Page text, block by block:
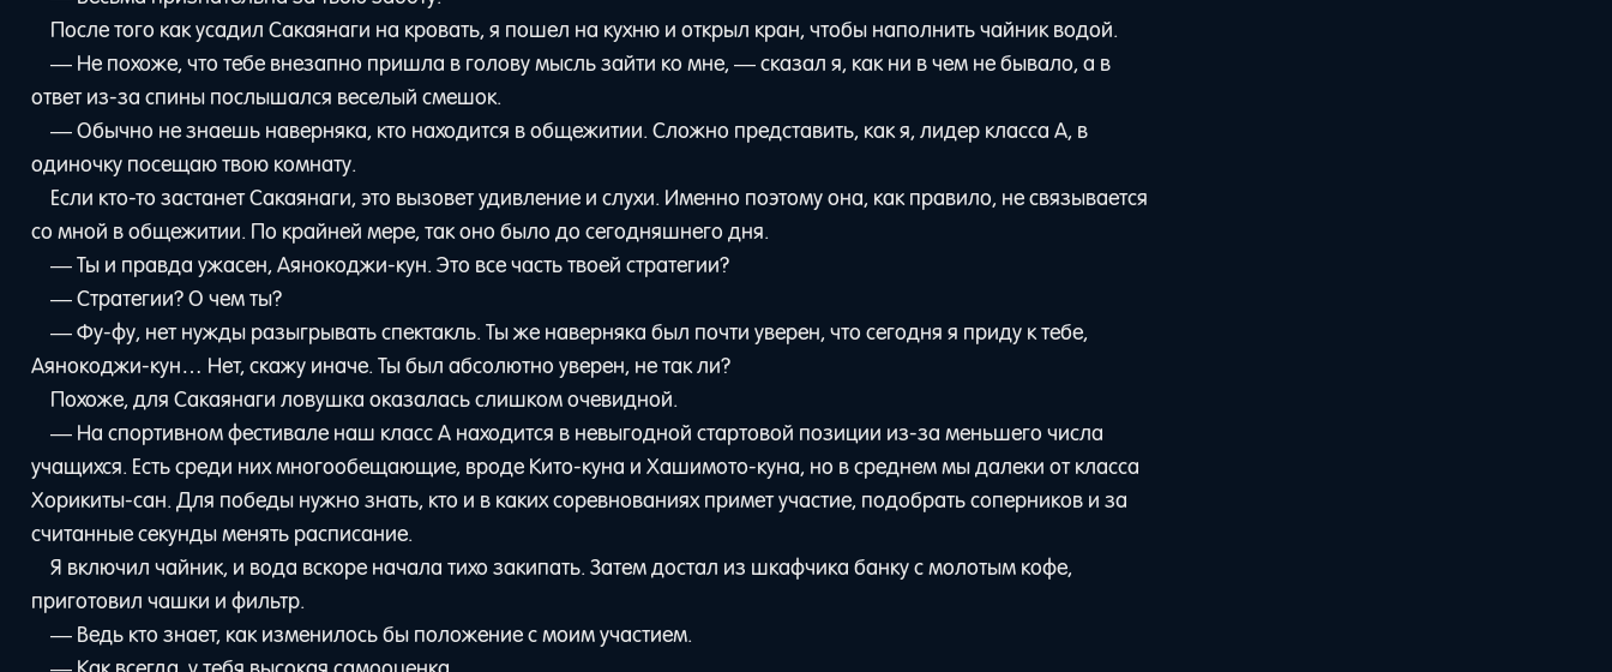
После того как усадил Сакаянаги на кровать, я пошел на кухню и открыл кран, чтобы наполнить чайник водой.
— Не похоже, что тебе внезапно пришла в голову мысль зайти ко мне, — сказал я, как ни в чем не бывало, а в
ответ из-за спины послышался веселый смешок.
— Обычно не знаешь наверняка, кто находится в общежитии. Сложно представить, как я, лидер класса A, в
одиночку посещаю твою комнату.
Если кто-то застанет Сакаянаги, это вызовет удивление и слухи. Именно поэтому она, как правило, не связывается
со мной в общежитии. По крайней мере, так оно было до сегодняшнего дня.
— Ты и правда ужасен, Аянокоджи-кун. Это все часть твоей стратегии?
— Стратегии? О чем ты?
— Фу-фу, нет нужды разыгрывать спектакль. Ты же наверняка был почти уверен, что сегодня я приду к тебе,
Аянокоджи-кун… Нет, скажу иначе. Ты был абсолютно уверен, не так ли?
Похоже, для Сакаянаги ловушка оказалась слишком очевидной.
— На спортивном фестивале наш класс A находится в невыгодной стартовой позиции из-за меньшего числа
учащихся. Есть среди них многообещающие, вроде Кито-куна и Хашимото-куна, но в среднем мы далеки от класса
Хорикиты-сан. Для победы нужно знать, кто и в каких соревнованиях примет участие, подобрать соперников и за
считанные секунды менять расписание.
Я включил чайник, и вода вскоре начала тихо закипать. Затем достал из шкафчика банку с молотым кофе,
приготовил чашки и фильтр.
— Ведь кто знает, как изменилось бы положение с моим участием.